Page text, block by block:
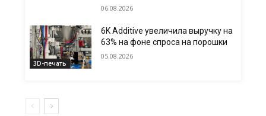
06.08.2026
3D-печать
6K Additive увеличила выручку на
63% на фоне спроса на порошки
05.08.2026